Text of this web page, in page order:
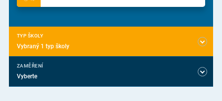
TYP ŠKOLY
Vybraný 1 typ školy
ZAMĚŘENÍ
Vyberte